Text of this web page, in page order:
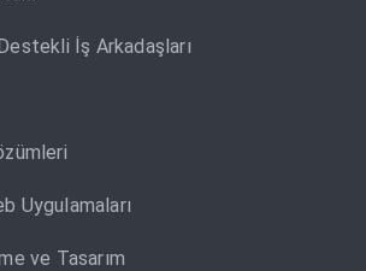
İş Arkadaşları
Uygulamaları
ve Tasarım